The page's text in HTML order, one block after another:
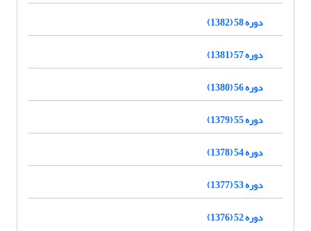
دوره 58 (1382)
دوره 57 (1381)
دوره 56 (1380)
دوره 55 (1379)
دوره 54 (1378)
دوره 53 (1377)
دوره 52 (1376)